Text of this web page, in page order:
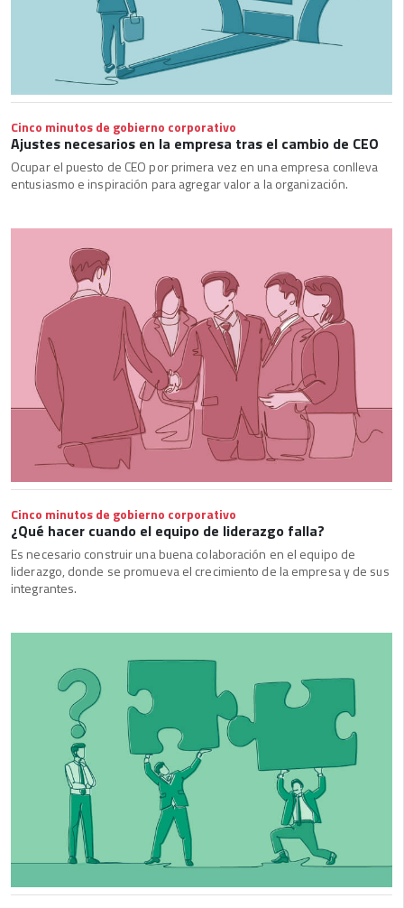
Cinco minutos de gobierno corporativo
Ajustes necesarios en la empresa tras el cambio de CEO
Ocupar el puesto de CEO por primera vez en una empresa conlleva
entusiasmo e inspiración para agregar valor a la organización.
Cinco minutos de gobierno corporativo
¿Qué hacer cuando el equipo de liderazgo falla?
Es necesario construir una buena colaboración en el equipo de
liderazgo, donde se promueva el crecimiento de la empresa y de sus
integrantes.